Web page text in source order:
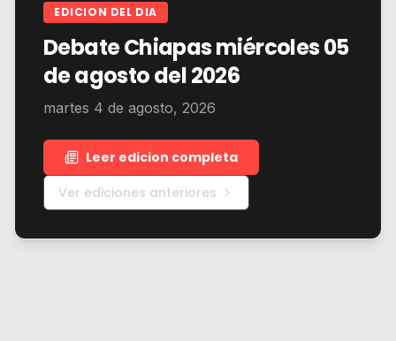
EDICION DEL DIA
Debate Chiapas miércoles 05
de agosto del 2026
martes 4 de agosto, 2026
Leer edicion completa
Ver ediciones anteriores